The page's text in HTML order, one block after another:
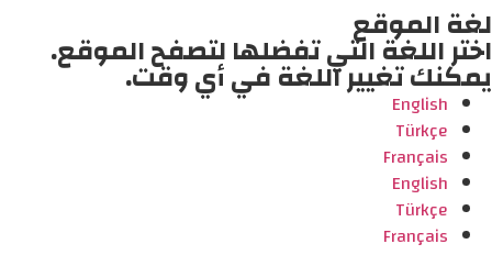
لغة الموقع
اختر اللغة التي تفضلها لتصفح الموقع.
يمكنك تغيير اللغة في أي وقت.
English
Türkçe
Français
English
Türkçe
Français